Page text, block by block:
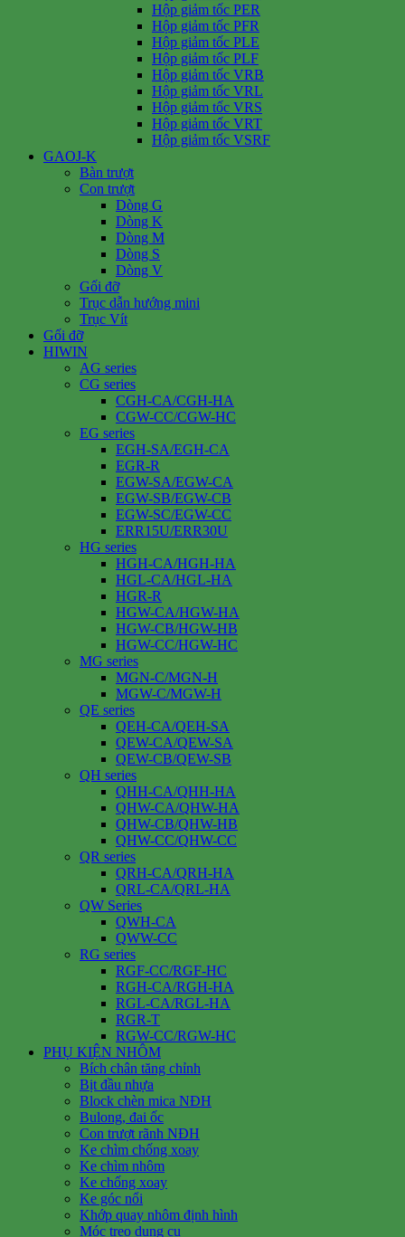
Hộp giảm tốc PER
Hộp giảm tốc PFR
Hộp giảm tốc PLE
Hộp giảm tốc PLF
Hộp giảm tốc VRB
Hộp giảm tốc VRL
Hộp giảm tốc VRS
Hộp giảm tốc VRT
Hộp giảm tốc VSRF
GAOJ-K
Bàn trượt
Con trượt
Dòng G
Dòng K
Dòng M
Dòng S
Dòng V
Gối đỡ
Trục dẫn hướng mini
Trục Vít
Gối đỡ
HIWIN
AG series
CG series
CGH-CA/CGH-HA
CGW-CC/CGW-HC
EG series
EGH-SA/EGH-CA
EGR-R
EGW-SA/EGW-CA
EGW-SB/EGW-CB
EGW-SC/EGW-CC
ERR15U/ERR30U
HG series
HGH-CA/HGH-HA
HGL-CA/HGL-HA
HGR-R
HGW-CA/HGW-HA
HGW-CB/HGW-HB
HGW-CC/HGW-HC
MG series
MGN-C/MGN-H
MGW-C/MGW-H
QE series
QEH-CA/QEH-SA
QEW-CA/QEW-SA
QEW-CB/QEW-SB
QH series
QHH-CA/QHH-HA
QHW-CA/QHW-HA
QHW-CB/QHW-HB
QHW-CC/QHW-CC
QR series
QRH-CA/QRH-HA
QRL-CA/QRL-HA
QW Series
QWH-CA
QWW-CC
RG series
RGF-CC/RGF-HC
RGH-CA/RGH-HA
RGL-CA/RGL-HA
RGR-T
RGW-CC/RGW-HC
PHỤ KIỆN NHÔM
Bích chân tăng chỉnh
Bịt đầu nhựa
Block chèn mica NĐH
Bulong, đai ốc
Con trượt rãnh NĐH
Ke chìm chống xoay
Ke chìm nhôm
Ke chống xoay
Ke góc nổi
Khớp quay nhôm định hình
Móc treo dụng cụ